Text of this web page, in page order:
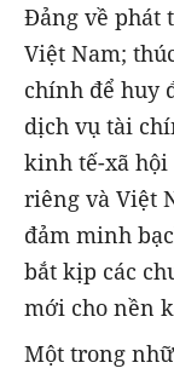
Đảng về phát
Việt Nam;
chính để huy
dịch vụ tài
kinh tế-xã hội
riêng và Việt
đảm minh
bắt kịp các
mới cho nền
Một trong